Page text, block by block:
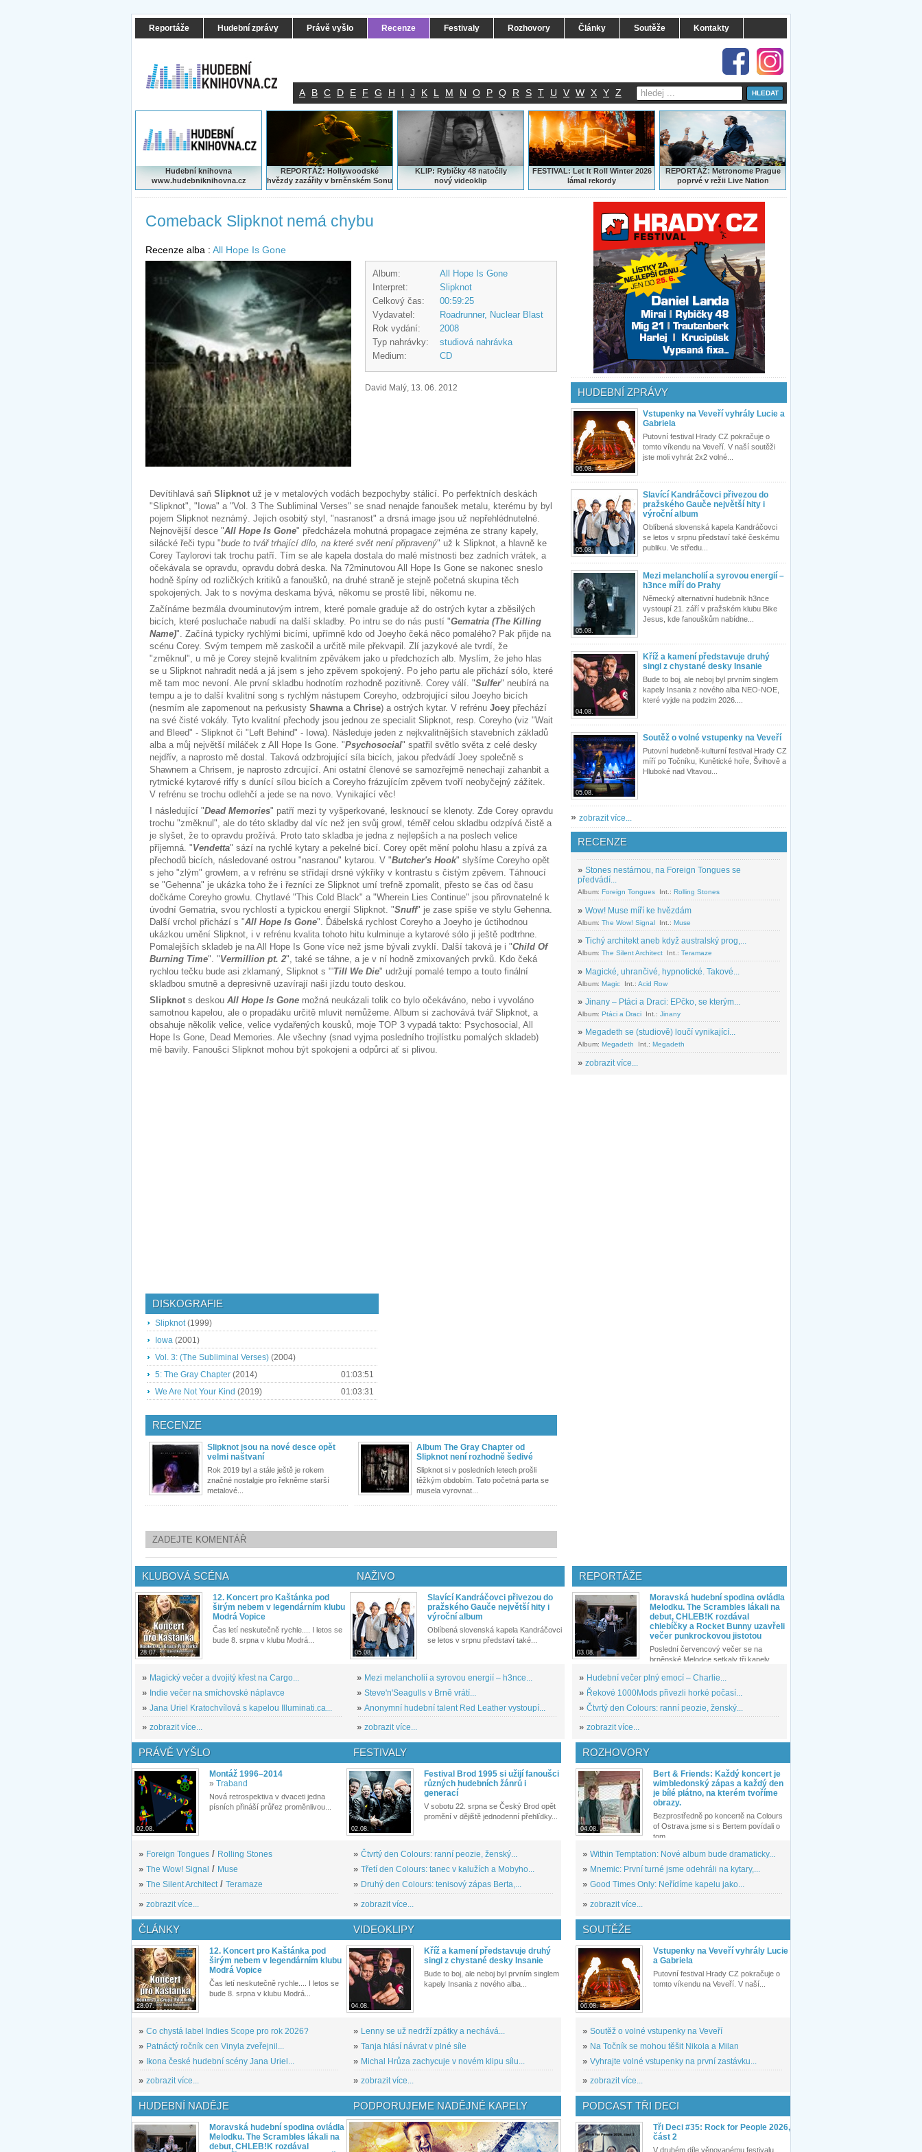
Reportáže Hudební zprávy Právě vyšlo Recenze Festivaly Rozhovory Články Soutěže Kontakty
A B C D E F G H I J K L M N O P Q R S T U V W X Y Z
Hudební knihovna
www.hudebniknihovna.cz
REPORTÁŽ: Hollywoodské
hvězdy zazářily v brněnském Sonu
KLIP: Rybičky 48 natočily
nový videoklip
FESTIVAL: Let It Roll Winter 2026
lámal rekordy
REPORTÁŽ:Metronome Prague
poprvé v režii Live Nation
Comeback Slipknot nemá chybu
Recenze alba : All Hope Is Gone
Album:
All Hope Is Gone
Interpret:
Slipknot
Celkový čas:
00:59:25
Vydavatel:
Roadrunner, Nuclear Blast
Rok vydání:
2008
Typ nahrávky:
studiová nahrávka
Medium:
CD
David Malý, 13. 06. 2012
Devítihlavá saň Slipknot už je v metalových vodách bezpochyby stálicí. Po perfektních deskách
"Slipknot", "Iowa" a "Vol. 3 The Subliminal Verses" se snad nenajde fanoušek metalu, kterému by byl
pojem Slipknot neznámý. Jejich osobitý styl, "nasranost" a drsná image jsou už nepřehlédnutelné.
Nejnovější desce "All Hope Is Gone" předcházela mohutná propagace zejména ze strany kapely,
silácké řeči typu "bude to tvář trhající dílo, na které svět není připravený" už k Slipknot, a hlavně ke
Corey Taylorovi tak trochu patří. Tím se ale kapela dostala do malé místnosti bez zadních vrátek, a
očekávala se opravdu, opravdu dobrá deska. Na 72minutovou All Hope Is Gone se nakonec sneslo
hodně špíny od rozličkých kritiků a fanoušků, na druhé straně je stejně početná skupina těch
spokojených. Jak to s novýma deskama bývá, někomu se prostě líbí, někomu ne.
Začínáme bezmála dvouminutovým intrem, které pomale graduje až do ostrých kytar a zběsilých
bicích, které posluchače nabudí na další skladby. Po intru se do nás pustí "Gematria (The Killing
Name)". Začíná typicky rychlými bicími, upřímně kdo od Joeyho čeká něco pomalého? Pak přijde na
scénu Corey. Svým tempem mě zaskočil a určitě mile překvapil. Zlí jazykové ale tvrdí, že
"změknul", u mě je Corey stejně kvalitním zpěvákem jako u předchozích alb. Myslím, že jeho hlas
se u Slipknot nahradit nedá a já jsem s jeho zpěvem spokojený. Po jeho partu ale přichází sólo, které
mě tam moc nevoní. Ale první skladbu hodnotím rozhodně pozitivně. Corey válí. "Sulfer" neubírá na
tempu a je to další kvalitní song s rychlým nástupem Coreyho, odzbrojující silou Joeyho bicích
(nesmím ale zapomenout na perkusisty Shawna a Chrise) a ostrých kytar. V refrénu Joey přechází
na své čisté vokály. Tyto kvalitní přechody jsou jednou ze specialit Slipknot, resp. Coreyho (viz "Wait
and Bleed" - Slipknot či "Left Behind" - Iowa). Následuje jeden z nejkvalitnějších stavebních základů
alba a můj největší miláček z All Hope Is Gone. "Psychosocial" spatřil světlo světa z celé desky
nejdřív, a naprosto mě dostal. Taková odzbrojující síla bicích, jakou předvádí Joey společně s
Shawnem a Chrisem, je naprosto zdrcující. Ani ostatní členové se samozřejmě nenechají zahanbit a
rytmické kytarové riffy s dunící sílou bicích a Coreyho frázujícím zpěvem tvoří neobyčejný zážitek.
V refrénu se trochu odlehčí a jede se na novo. Vynikající věc!
I následující "Dead Memories" patří mezi ty vyšperkované, lesknoucí se klenoty. Zde Corey opravdu
trochu "změknul", ale do této skladby dal víc než jen svůj growl, téměř celou skladbu odzpívá čistě a
je slyšet, že to opravdu prožívá. Proto tato skladba je jedna z nejlepších a na poslech velice
příjemná. "Vendetta" sází na rychlé kytary a pekelné bicí. Corey opět mění polohu hlasu a zpívá za
přechodů bicích, následované ostrou "nasranou" kytarou. V "Butcher's Hook" slyšíme Coreyho opět
s jeho "zlým" growlem, a v refrénu se střídají drsné výkřiky v kontrastu s čistým zpěvem. Táhnoucí
se "Gehenna" je ukázka toho že i řezníci ze Slipknot umí trefně zpomalit, přesto se čas od času
dočkáme Coreyho growlu. Chytlavé "This Cold Black" a "Wherein Lies Continue" jsou přirovnatelné k
úvodní Gematria, svou rychlostí a typickou energií Slipknot. "Snuff" je zase spíše ve stylu Gehenna.
Další vrchol přichází s "All Hope Is Gone". Ďábelská rychlost Coreyho a Joeyho je úctihodnou
ukázkou umění Slipknot, i v refrénu kvalita tohoto hitu kulminuje a kytarové sólo ji ještě podtrhne.
Pomalejších skladeb je na All Hope Is Gone více než jsme bývali zvyklí. Další taková je i "Child Of
Burning Time". "Vermillion pt. 2", také se táhne, a je v ní hodně zmixovaných prvků. Kdo čeká
rychlou tečku bude asi zklamaný, Slipknot s "'Till We Die" udržují pomalé tempo a touto finální
skladbou smutně a depresivně uzavírají naši jízdu touto deskou.
Slipknot s deskou All Hope Is Gone možná neukázali tolik co bylo očekáváno, nebo i vyvoláno
samotnou kapelou, ale o propadáku určitě mluvit nemůžeme. Album si zachovává tvář Slipknot, a
obsahuje několik velice, velice vydařených kousků, moje TOP 3 vypadá takto: Psychosocial, All
Hope Is Gone, Dead Memories. Ale všechny (snad vyjma posledního trojlístku pomalých skladeb)
mě bavily. Fanoušci Slipknot mohou být spokojeni a odpůrci ať si plivou.
DISKOGRAFIE
Slipknot(1999)
Iowa (2001)
Vol. 3: (The Subliminal Verses) (2004)
5: The Gray Chapter (2014)
01:03:51
We Are Not Your Kind (2019) 01:03:31
RECENZE
Slipknot jsou na nové desce opět
velmi naštvaní
Rok 2019 byl a stále ještě je rokem
značné nostalgie pro řekněme starší
metalové...
Album The Gray Chapter od
Slipknot není rozhodně šedivé
Slipknot si v posledních letech prošli
těžkým obdobím. Tato početná parta se
musela vyrovnat...
ZADEJTE KOMENTÁŘ
HUDEBNÍ ZPRÁVY
06.08.
Vstupenky na Veveří vyhrály Lucie a
Gabriela
Putovní festival Hrady CZ pokračuje o
tomto víkendu na Veveří. V naší soutěži
jste moli vyhrát 2x2 volné...
05.08.
Slavící Kandráčovci přivezou do
pražského Gauče největší hity i
výroční album
Oblíbená slovenská kapela Kandráčovci
se letos v srpnu představí také českému
publiku. Ve středu...
05.08.
Mezi melancholií a syrovou energií –
h3nce míří do Prahy
Německý alternativní hudebník h3nce
vystoupí 21. září v pražském klubu Bike
Jesus, kde fanouškům nabídne...
04.08.
Kříž a kamení představuje druhý
singl z chystané desky Insanie
Bude to boj, ale neboj byl prvním singlem
kapely Insania z nového alba NEO-NOE,
které vyjde na podzim 2026....
05.08.
Soutěž o volné vstupenky na Veveří
Putovní hudebně-kulturní festival Hrady CZ
míří po Točníku, Kunětické hoře, Švihově a
Hluboké nad Vltavou...
» zobrazit více...
RECENZE
» Stones nestárnou, na Foreign Tongues se
předvádí...
Album: Foreign Tongues Int.: Rolling Stones
» Wow! Muse míří ke hvězdám
Album: The Wow! Signal Int.: Muse
» Tichý architekt aneb když australský prog,...
Album: The Silent Architect Int.: Teramaze
» Magické, uhrančivé, hypnotické. Takové...
Album: Magic Int.: Acid Row
» Jinany – Ptáci a Draci: EPčko, se kterým...
Album: Ptáci a Draci Int.: Jinany
» Megadeth se (studiově) loučí vynikající...
Album: Megadeth Int.: Megadeth
» zobrazit více...
KLUBOVÁ SCÉNA
28.07.
12. Koncert pro Kaštánka pod
širým nebem v legendárním klubu
Modrá Vopice
Čas letí neskutečně rychle.... I letos se
bude 8. srpna v klubu Modrá...
» Magický večer a dvojitý křest na Cargo...
» Indie večer na smíchovské náplavce
» Jana Uriel Kratochvílová s kapelou Illuminati.ca...
» zobrazit více...
NAŽIVO
05.08.
Slavící Kandráčovci přivezou do
pražského Gauče největší hity i
výroční album
Oblíbená slovenská kapela Kandráčovci
se letos v srpnu představí také...
» Mezi melancholií a syrovou energií – h3nce...
» Steve'n'Seagulls v Brně vrátí...
» Anonymní hudební talent Red Leather vystoupí...
» zobrazit více...
REPORTÁŽE
03.08.
Moravská hudební spodina ovládla
Melodku. The Scrambles lákali na
debut, CHLEB!K rozdával
chlebíčky a Rocket Bunny uzavřeli
večer punkrockovou jistotou
Poslední červencový večer se na
brněnské Melodce setkaly tři kapely...
» Hudební večer plný emocí – Charlie...
» Řekové 1000Mods přivezli horké počasí...
» Čtvrtý den Colours: ranní peozie, ženský...
» zobrazit více...
PRÁVĚ VYŠLO
02.08.
Montáž 1996–2014
» Traband
Nová retrospektiva v dvaceti jedna
písních přináší průřez proměnlivou...
» Foreign Tongues / Rolling Stones
» The Wow! Signal / Muse
» The Silent Architect/ Teramaze
» zobrazit více...
FESTIVALY
02.08.
Festival Brod 1995 si užijí fanoušci
různých hudebních žánrů i
generací
V sobotu 22. srpna se Český Brod opět
promění v dějiště jednodenní přehlídky...
» Čtvrtý den Colours: ranní peozie, ženský...
» Třetí den Colours: tanec v kalužích a Mobyho...
» Druhý den Colours: tenisový zápas Berta,...
» zobrazit více...
ROZHOVORY
04.08.
Bert & Friends: Každý koncert je
wimbledonský zápas a každý den
je bílé plátno, na kterém tvoříme
obrazy.
Bezprostředně po koncertě na Colours
of Ostrava jsme si s Bertem povídali o
tom,...
» Within Temptation: Nové album bude dramaticky...
» Mnemic: První turné jsme odehráli na kytary,...
» Good Times Only: Neřídíme kapelu jako...
» zobrazit více...
ČLÁNKY
28.07.
12. Koncert pro Kaštánka pod
širým nebem v legendárním klubu
Modrá Vopice
Čas letí neskutečně rychle.... I letos se
bude 8. srpna v klubu Modrá...
» Co chystá label Indies Scope pro rok 2026?
» Patnáctý ročník cen Vinyla zveřejnil...
» Ikona české hudební scény Jana Uriel...
» zobrazit více...
VIDEOKLIPY
04.08.
Kříž a kamení představuje druhý
singl z chystané desky Insanie
Bude to boj, ale neboj byl prvním singlem
kapely Insania z nového alba...
» Lenny se už nedrží zpátky a nechává...
» Tanja hlásí návrat v plné síle
» Michal Hrůza zachycuje v novém klipu sílu...
» zobrazit více...
SOUTĚŽE
06.08.
Vstupenky na Veveří vyhrály Lucie
a Gabriela
Putovní festival Hrady CZ pokračuje o
tomto víkendu na Veveří. V naší...
» Soutěž o volné vstupenky na Veveří
» Na Točník se mohou těšit Nikola a Milan
» Vyhrajte volné vstupenky na první zastávku...
» zobrazit více...
HUDEBNÍ NADĚJE
Moravská hudební spodina ovládla
Melodku. The Scrambles lákali na
debut, CHLEB!K rozdával
PODPORUJEME NADĚJNÉ KAPELY PODCAST TŘI DECI
Tři Deci #35: Rock for People 2026,
část 2
V druhém díle věnovanému festivalu